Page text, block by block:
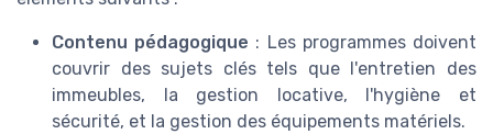
Contenu pédagogique : Les programmes doivent
couvrir des sujets clés tels que l'entretien des
immeubles, la gestion locative, l'hygiène et
sécurité, et la gestion des équipements matériels.